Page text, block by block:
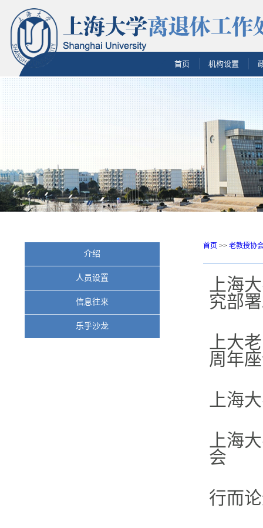
首页 机构设置
介绍
人员设置
信息往来
乐乎沙龙
首页 >> 老教授协
上海
究部
上大
周年
上海
上海
会
行而